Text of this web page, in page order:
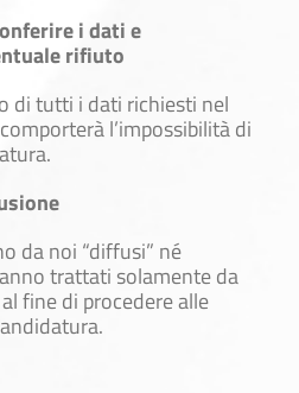
i dati e
rifiuto
di tutti i dati richiesti nel
l’impossibilità di
da noi “diffusi” né
trattati solamente da
fine di procedere alle